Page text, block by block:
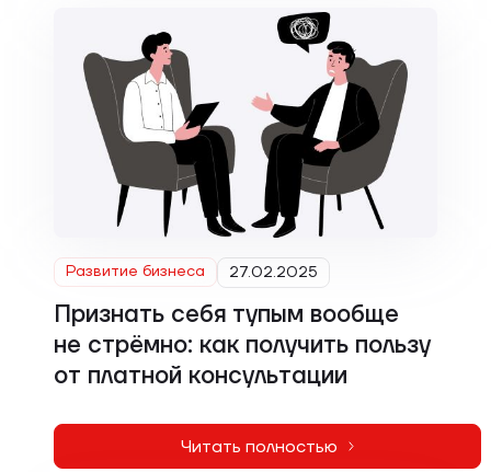
27.02.2025
Развитие бизнеса
Признать себя тупым вообще
не стрёмно: как получить пользу
от платной консультации
Читать полностью